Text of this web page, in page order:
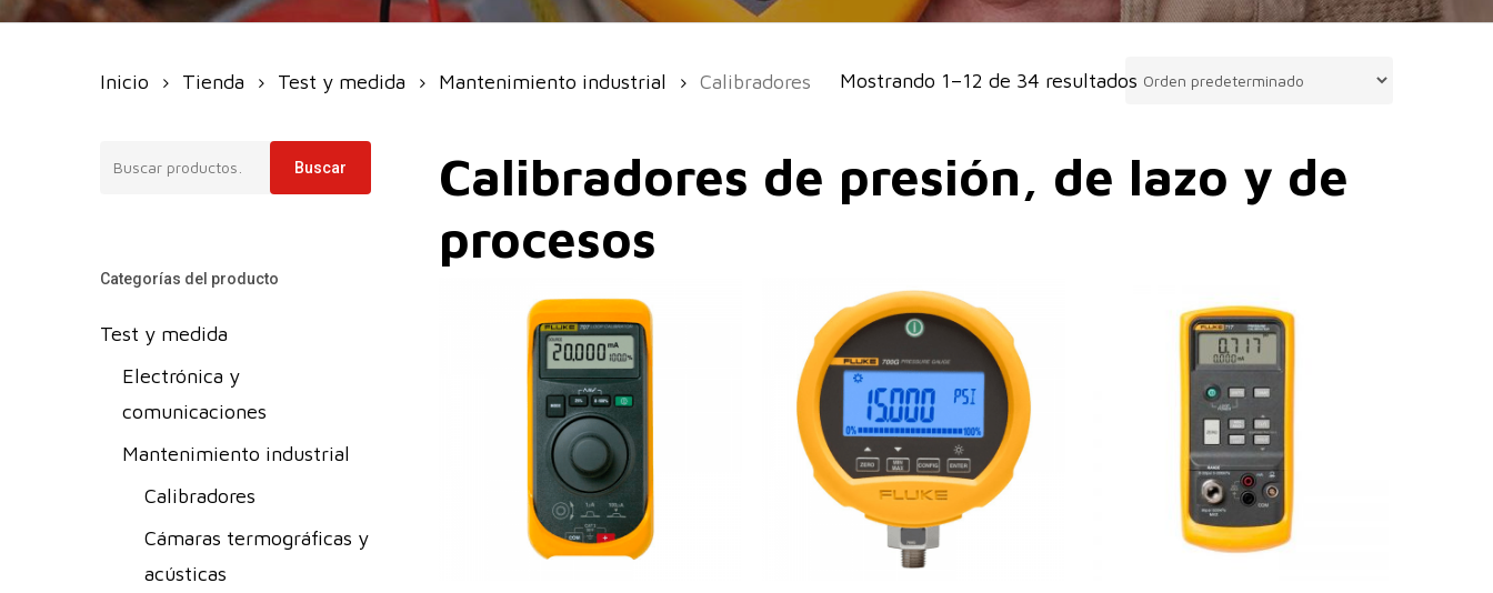
Mostrando 1–12 de 34 resultados
Inicio Tienda Test y medida Mantenimiento industrial Calibradores
Buscar
Categorías del producto
Test y medida
Electrónica y
comunicaciones
Mantenimiento industrial
Calibradores
Cámaras termográficas y
acústicas
Calibradores de presión, de lazo y de
procesos